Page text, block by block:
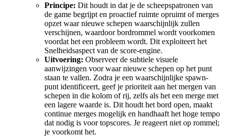
Principe: Dit houdt in dat je de scheepspatronen van
de game begrijpt en proactief ruimte opruimt of merges
opzet waar nieuwe schepen waarschijnlijk zullen
verschijnen, waardoor bordrommel wordt voorkomen
voordat het een probleem wordt. Dit exploiteert het
Snelheidsaspect van de score-engine.
Uitvoering: Observeer de subtiele visuele
aanwijzingen voor waar nieuwe schepen op het punt
staan te vallen. Zodra je een waarschijnlijke spawn-
punt identificeert, geef je prioriteit aan het mergen van
schepen in die kolom of rij, zelfs als het een merge met
een lagere waarde is. Dit houdt het bord open, maakt
continue merges mogelijk en handhaaft het hoge tempo
dat nodig is voor topscores. Je reageert niet op rommel;
je voorkomt het.